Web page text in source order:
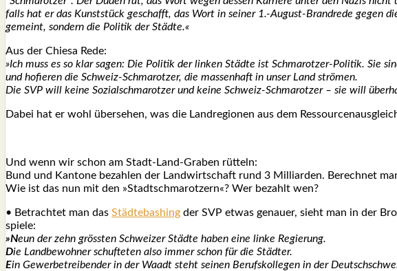
falls hat er das Kunst­stück geschafft, das Wort in sei­ner 1.-August-Brandrede gegen
gemeint, son­dern die Poli­tik der Städ­te.«
Aus der Chie­sa Rede:
»Ich muss es so klar sagen: Die Poli­tik der lin­ken Städ­te ist Schma­rot­zer-Poli­tik. Sie
und hofie­ren die Schweiz-Schma­rot­zer, die mas­sen­haft in unser Land strö­men.
Die SVP will kei­ne Sozi­al­schma­rot­zer und kei­ne Schweiz-Schma­rot­zer – sie will
Dabei hat er wohl über­se­hen, was die Land­re­gio­nen aus dem
Und wenn wir schon am Stadt-Land-Gra­ben rüt­teln:
Bund und Kan­to­ne bezah­len der Land­wirt­schaft rund 3 Mil­li­ar­den. Berech­net
Wie ist das nun mit den »Stadt­schma­rot­zern«? Wer bezahlt wen?
• Betrach­tet man das Städtebashing der SVP etwas genau­er, sieht man in der
spie­le:
»Neun der zehn gröss­ten Schwei­zer Städ­te haben eine lin­ke Regie­rung.
Die Land­be­woh­ner schuf­te­ten also immer schon für die Städ­ter.
Ein Gewer­be­trei­ben­der in der Waadt steht sei­nen Berufs­kol­le­gen in der